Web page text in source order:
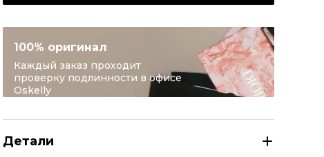
100% оригинал
Каждый заказ проходит
проверку подлинности в офисе
Oskelly
Детали